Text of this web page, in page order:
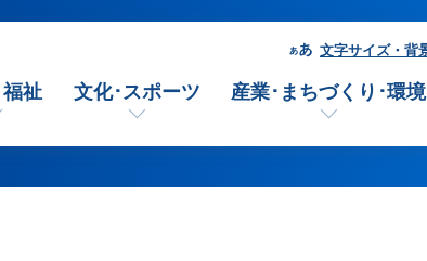
文字サイズ・背
祉 文化･スポーツ 産業･まちづくり･環境